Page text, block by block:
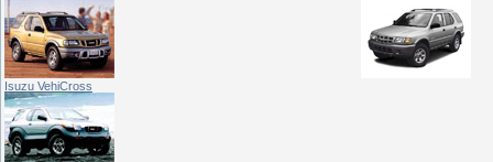
Isuzu VehiCross